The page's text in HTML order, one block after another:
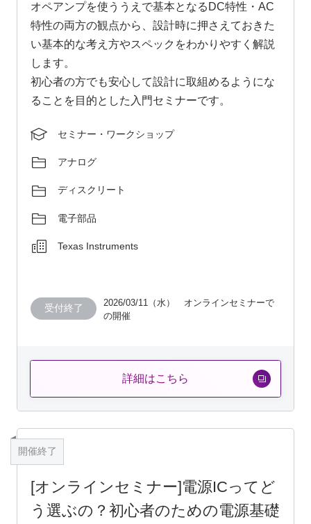
オペアンプを使ううえで基本となるDC特性・AC
特性の両方の観点から、設計時に押さえておきた
い基本的な考え方やスペックをわかりやすく解説
します。
初心者の方でも安心して設計に取組めるようにな
ることを目的とした入門セミナーです。
セミナー・ワークショップ
アナログ
ディスクリート
電子部品
Texas Instruments
受付終了
2026/03/11（水） オンラインセミナーで
の開催
詳細はこちら
開催終了
[オンラインセミナー]電源ICってど
う選ぶの？初心者のための電源基礎